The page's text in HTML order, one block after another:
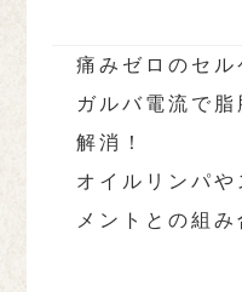
痛みゼロのセル
ガルバ電流で
解消！
オイルリンパや
メントとの組